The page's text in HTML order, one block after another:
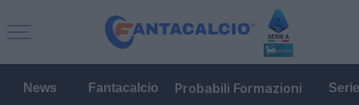
News Fantacalcio Probabili Formazioni